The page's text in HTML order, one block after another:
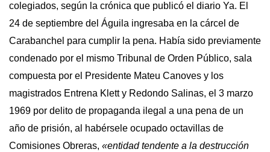
colegiados, según la crónica que publicó el diario Ya. El
24 de septiembre del Águila ingresaba en la cárcel de
Carabanchel para cumplir la pena. Había sido previamente
condenado por el mismo Tribunal de Orden Público, sala
compuesta por el Presidente Mateu Canoves y los
magistrados Entrena Klett y Redondo Salinas, el 3 marzo
1969 por delito de propaganda ilegal a una pena de un
año de prisión, al habérsele ocupado octavillas de
Comisiones Obreras, «entidad tendente a la destrucción